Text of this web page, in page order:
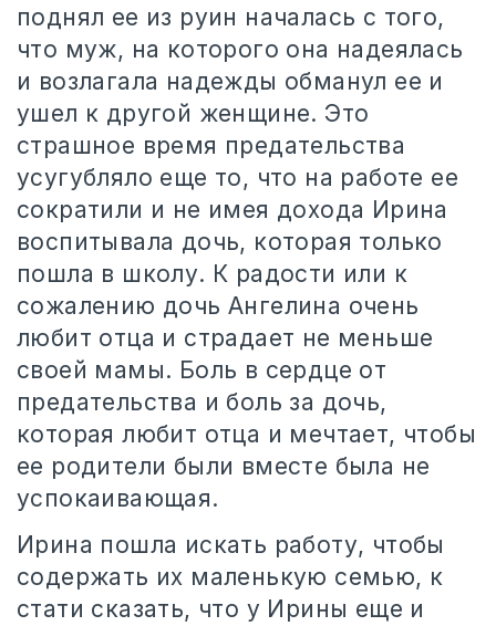
поднял ее из руин началась с того,
что муж, на которого она надеялась
и возлагала надежды обманул ее и
ушел к другой женщине. Это
страшное время предательства
усугубляло еще то, что на работе ее
сократили и не имея дохода Ирина
воспитывала дочь, которая только
пошла в школу. К радости или к
сожалению дочь Ангелина очень
любит отца и страдает не меньше
своей мамы. Боль в сердце от
предательства и боль за дочь,
которая любит отца и мечтает, чтобы
ее родители были вместе была не
успокаивающая.
Ирина пошла искать работу, чтобы
содержать их маленькую семью, к
стати сказать, что у Ирины еще и